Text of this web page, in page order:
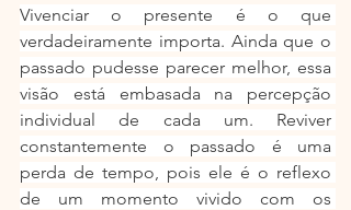
Vivenciar o presente é o que
verdadeiramente importa. Ainda que o
passado pudesse parecer melhor, essa
visão está embasada na percepção
individual de cada um. Reviver
constantemente o passado é uma
perda de tempo, pois ele é o reflexo
de um momento vivido com os